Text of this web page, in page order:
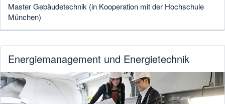
Master Gebäudetechnik (in Kooperation mit der Hochschule
München)
Energiemanagement und Energietechnik